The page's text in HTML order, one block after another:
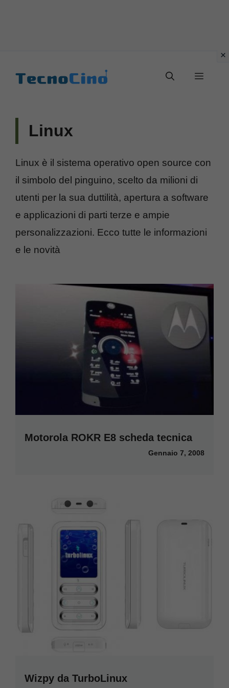
Menu
Linux
Linux è il sistema operativo open source con
il simbolo del pinguino, scelto da milioni di
utenti per la sua duttilità, apertura a software
e applicazioni di parti terze e ampie
personalizzazioni. Ecco tutte le informazioni
e le novità
Motorola ROKR E8 scheda tecnica
Gennaio 7, 2008
Wizpy da TurboLinux